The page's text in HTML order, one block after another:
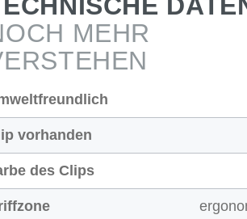
MEHR
vorhanden
des Clips